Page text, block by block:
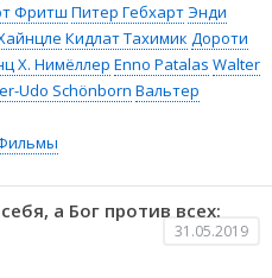
Фритш Питер ГебхартЭнди
Кидлат Тахимик Дороти
Х. Нимёллер Enno Patalas Walter
Udo Schönborn Вальтер
а Бог против всех:
31.05.2019